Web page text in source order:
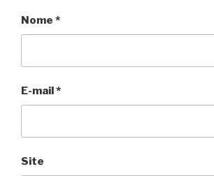
Nome *
E-mail*
Site